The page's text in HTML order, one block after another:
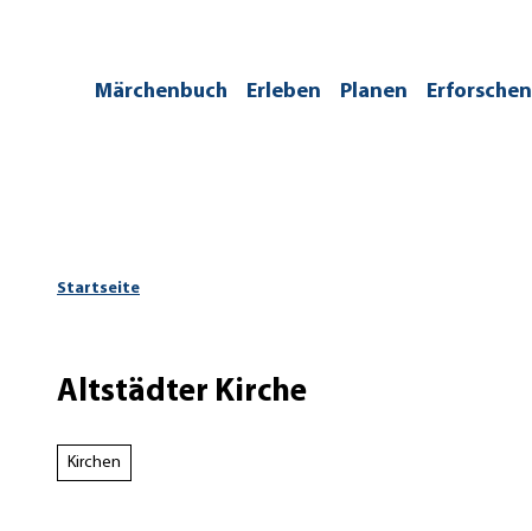
Märchenbuch Erleben Planen Erforschen
Startseite
Altstädter Kirche
Kirchen